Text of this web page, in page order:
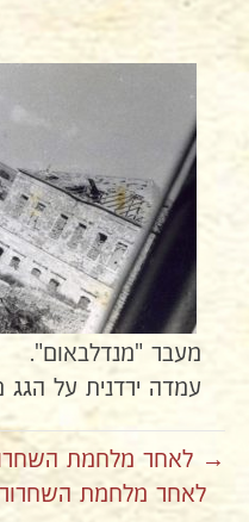
מעבר "מנדלבאום".
עמדה ירדנית על הגג
→ לאחר מלחמת השחרור (1949) אל
לאחר מלחמת השחרור (1949) אל ירושלים